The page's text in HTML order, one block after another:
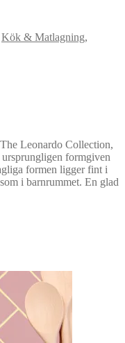
Kök & Matlagning,
Leonardo Collection,
formgiven
formen ligger fint i
i barnrummet. En glad